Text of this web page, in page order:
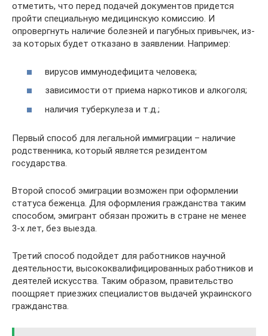
отметить, что перед подачей документов придется
пройти специальную медицинскую комиссию. И
опровергнуть наличие болезней и пагубных привычек, из-
за которых будет отказано в заявлении. Например:
вирусов иммунодефицита человека;
зависимости от приема наркотиков и алкоголя;
наличия туберкулеза и т.д.;
Первый способ для легальной иммиграции – наличие
родственника, который является резидентом
государства.
Второй способ эмиграции возможен при оформлении
статуса беженца. Для оформления гражданства таким
способом, эмигрант обязан прожить в стране не менее
3-х лет, без выезда.
Третий способ подойдет для работников научной
деятельности, высококвалифицированных работников и
деятелей искусства. Таким образом, правительство
поощряет приезжих специалистов выдачей украинского
гражданства.